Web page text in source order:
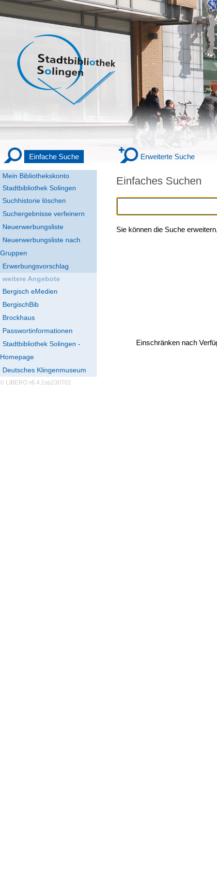
Mein Bibliothekskonto
Stadtbibliothek Solingen
Einfache Suche Erweiterte Suche
Suchhistorie löschen
Suchergebnisse verfeinern
Neuerwerbungsliste
Neuerwerbungsliste nach
Gruppen
Erwerbungsvorschlag
weitere Angebote
Bergisch eMedien
BergischBib
Brockhaus
Passwortinformationen
Stadtbibliothek Solingen -
Homepage
Deutsches Klingenmuseum
© LIBERO v6.4.1sp230702
Einfaches Suchen
Sie können die Suche
Einschränken nach